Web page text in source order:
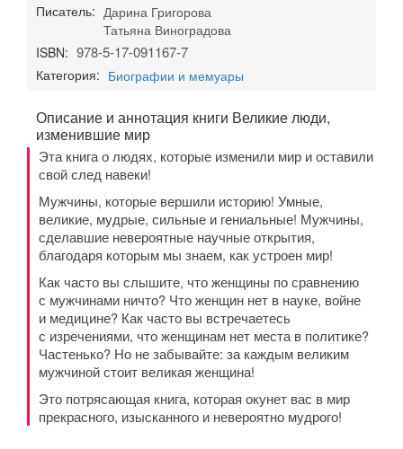
Писатель: Дарина Григорова
Татьяна Виноградова
ISBN: 978-5-17-091167-7
Категория: Биографии и мемуары
Описание и аннотация книги Великие люди,
изменившие мир
Эта книга о людях, которые изменили мир и оставили
свой след навеки!
Мужчины, которые вершили историю! Умные,
великие, мудрые, сильные и гениальные! Мужчины,
сделавшие невероятные научные открытия,
благодаря которым мы знаем, как устроен мир!
Как часто вы слышите, что женщины по сравнению
с мужчинами ничто? Что женщин нет в науке, войне
и медицине? Как часто вы встречаетесь
с изречениями, что женщинам нет места в политике?
Частенько? Но не забывайте: за каждым великим
мужчиной стоит великая женщина!
Это потрясающая книга, которая окунет вас в мир
прекрасного, изысканного и невероятно мудрого!